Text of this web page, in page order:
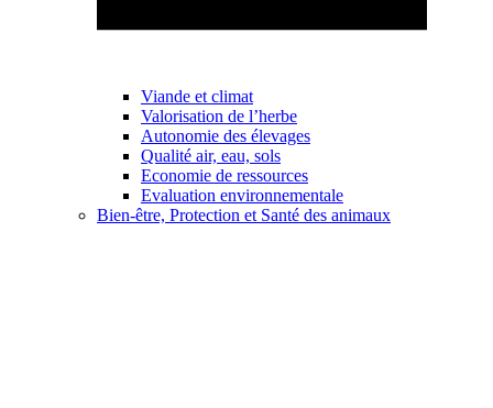
Viande et climat
Valorisation de l’herbe
Autonomie des élevages
Qualité air, eau, sols
Economie de ressources
Evaluation environnementale
Bien-être, Protection et Santé des animaux